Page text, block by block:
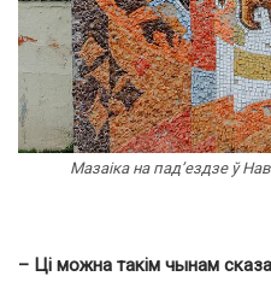
Мазаіка на пад’ездзе ў
– Ці можна такім чынам